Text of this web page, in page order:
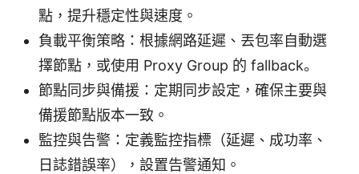
點，提升穩定性與速度。
負載平衡策略：根據網路延遲、丟包率自動選
擇節點，或使用 Proxy Group 的 fallback。
節點同步與備援：定期同步設定，確保主要與
備援節點版本一致。
監控與告警：定義監控指標（延遲、成功率、
日誌錯誤率），設置告警通知。